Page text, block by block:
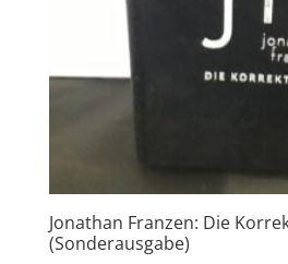
Jonathan Franzen: Die
(Sonderausgabe)